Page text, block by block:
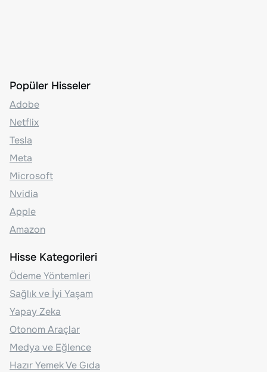
Popüler Hisseler
Adobe
Netflix
Tesla
Meta
Microsoft
Nvidia
Apple
Amazon
Hisse Kategorileri
Ödeme Yöntemleri
Sağlık ve İyi Yaşam
Yapay Zeka
Otonom Araçlar
Medya ve Eğlence
Hazır Yemek Ve Gıda